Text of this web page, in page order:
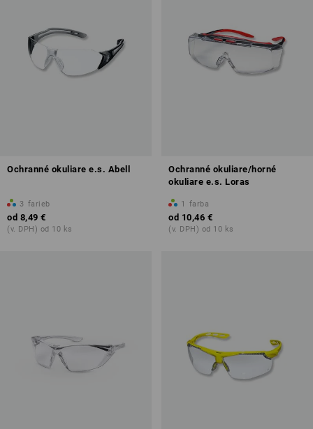
Ochranné okuliare e.s. Abell
3 farieb
od 8,49 €
(v. DPH) od 10 ks
Ochranné okuliare/horné
okuliare e.s. Loras
1 farba
od 10,46 €
(v. DPH) od 10 ks